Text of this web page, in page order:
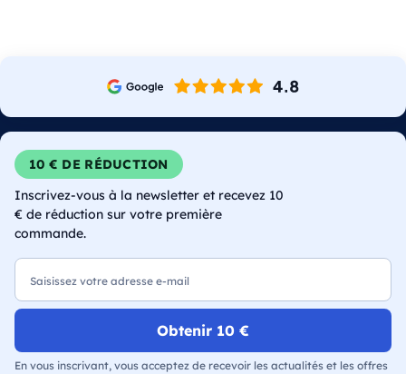
10 € DE RÉDUCTION
Inscrivez-vous à la newsletter et recevez 10
€ de réduction sur votre première
commande.
E-mail
Obtenir 10 €
En vous inscrivant, vous acceptez de recevoir les actualités et les offres